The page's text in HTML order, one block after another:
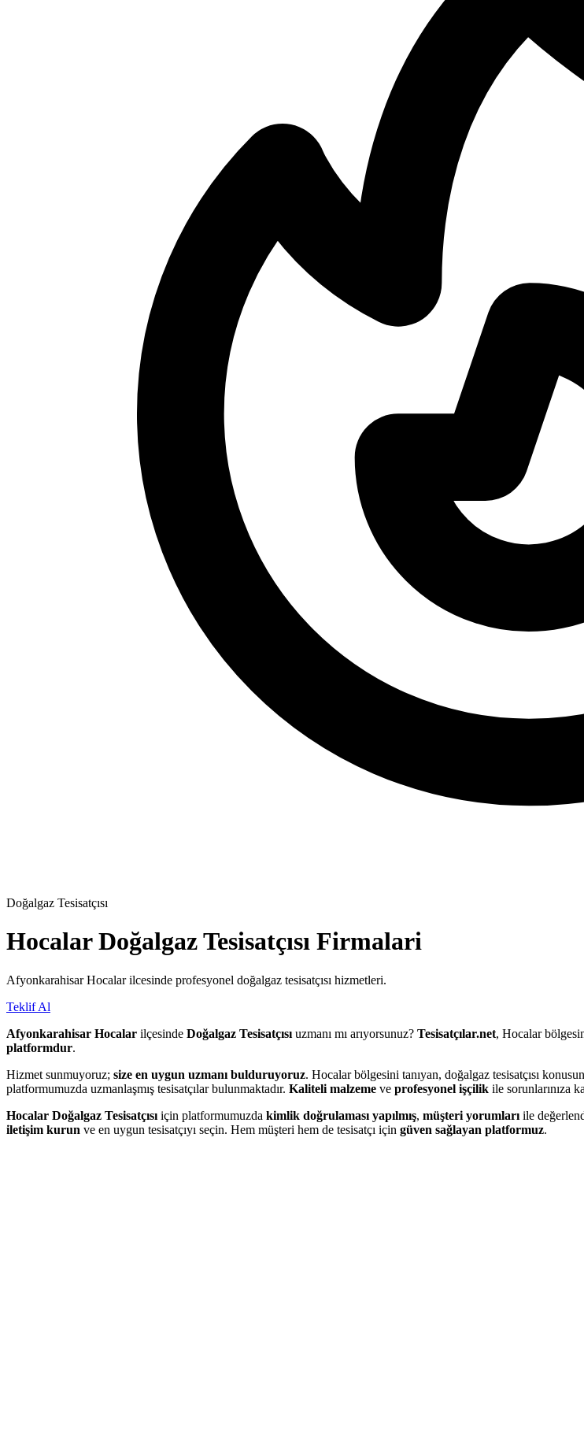
Doğalgaz Tesisatçısı
HocalarDoğalgaz Tesisatçısı Firmalari
Afyonkarahisar Hocalar ilcesinde profesyonel doğalgaz tesisatçısı hizmetleri.
Teklif Al
Afyonkarahisar Hocalar ilçesinde Doğalgaz Tesisatçısı uzmanı mı arıyorsunuz? Tesisatçılar.net, Hocalar
platformdur.
Hizmet sunmuyoruz; size en uygun uzmanı bulduruyoruz. Hocalar bölgesini tanıyan, doğalgaz tesisatçısı
platformumuzda uzmanlaşmış tesisatçılar bulunmaktadır. Kaliteli malzeme ve profesyonel işçilik ile sorunlarınıza
Hocalar Doğalgaz Tesisatçısı için platformumuzda kimlik doğrulaması yapılmış, müşteri yorumları ile
iletişim kurun ve en uygun tesisatçıyı seçin. Hem müşteri hem de tesisatçı için güven sağlayan platformuz.